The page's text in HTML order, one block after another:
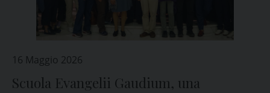
16 Maggio 2026
Scuola Evangelii Gaudium, una